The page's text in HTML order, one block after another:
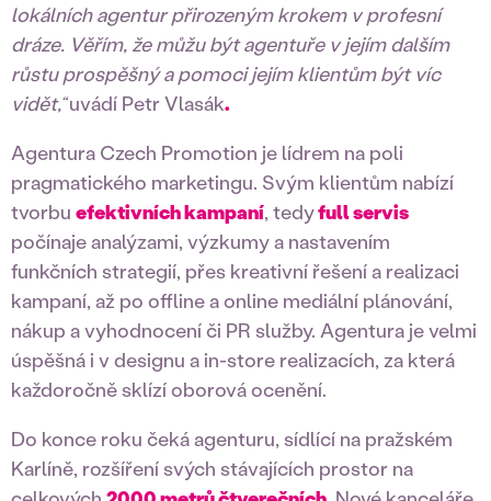
lokálních agentur přirozeným krokem v profesní
dráze. Věřím, že můžu být agentuře v jejím dalším
růstu prospěšný a pomoci jejím klientům být víc
vidět,“uvádí Petr Vlasák.
Agentura Czech Promotion je lídrem na poli
pragmatického marketingu. Svým klientům nabízí
tvorbu efektivních kampaní, tedyfull servis
počínaje analýzami, výzkumy a nastavením
funkčních strategií, přes kreativní řešení a realizaci
kampaní, až po offline a online mediální plánování,
nákup a vyhodnocení či PR služby. Agentura je velmi
úspěšná i v designu a in-store realizacích, za která
každoročně sklízí oborová ocenění.
Do konce roku čeká agenturu, sídlící na pražském
Karlíně, rozšíření svých stávajících prostor na